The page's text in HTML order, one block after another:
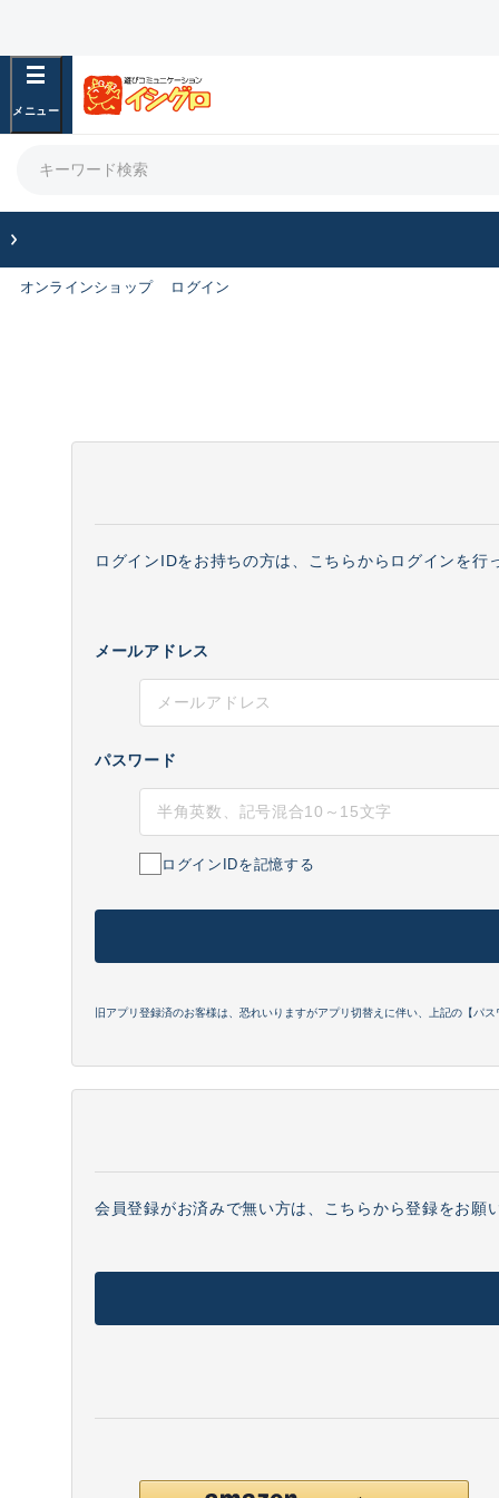
オンラインショップ ログイン
ログインIDをお持ちの方は、こちらからログインを行
メールアドレス
パスワード
ログインIDを記憶する
旧アプリ登録済のお客様は、恐れいりますがアプリ切替えに伴い、上記の【パ
会員登録がお済みで無い方は、こちらから登録をお願